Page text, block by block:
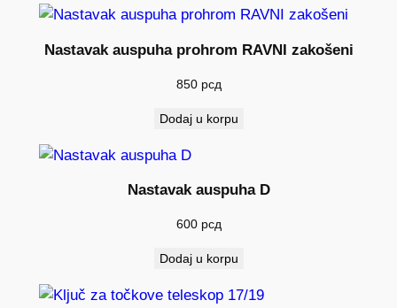
Nastavak auspuha prohrom RAVNI zakošeni
850 рсд
Dodaj u korpu
Nastavak auspuha D
600 рсд
Dodaj u korpu